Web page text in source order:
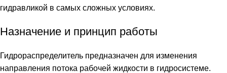
гидравликой в самых сложных условиях.
Назначение и принцип работы
Гидрораспределитель предназначен для изменения
направления потока рабочей жидкости в гидросистеме.